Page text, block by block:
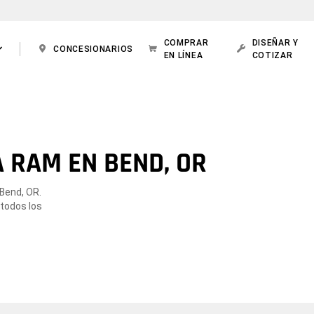
CONCESIONARIOS
COMPRAR
EN LÍNEA
DISEÑAR Y
COTIZAR
EN BEND, OR
OR.
los